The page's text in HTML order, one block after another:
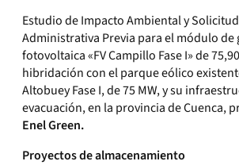
Estudio de Impacto Ambiental y
Administrativa Previa para el módulo de
fotovoltaica «FV Campillo Fase I» de
hibridación con el parque eólico
Altobuey Fase I, de 75 MW, y su
evacuación, en la provincia de Cuenca,
Enel Green.
Proyectos de almacenamiento